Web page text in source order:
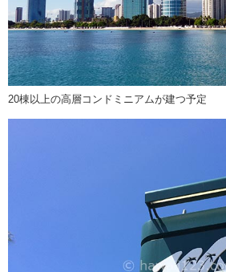
20棟以上の高層コンドミニアムが建つ予定